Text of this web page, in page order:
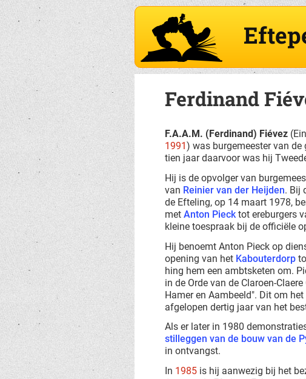
Ferdinand
F.A.A.M. (Ferdinand) Fiévez
1991) was burgemeester van de
tien jaar daarvoor was hij
Hij is de opvolger van
van Reinier van der Heijden. Bij
de Efteling, op 14 maart 1978,
met Anton Pieck tot ereburgers
kleine toespraak bij de officiële
Hij benoemt Anton Pieck op
opening van het Kabouterdorp
hing hem een ambtsketen om.
in de Orde van de Claroen-
Hamer en Aambeeld". Dit om
afgelopen dertig jaar van het
Als er later in 1980
stilleggen van de bouw van de
in ontvangst.
In 1985 is hij aanwezig bij het